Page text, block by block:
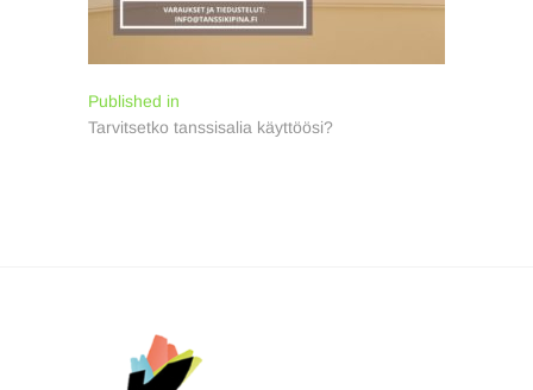
Artikkelien
selaus
Published in
Tarvitsetko tanssisalia käyttöösi?